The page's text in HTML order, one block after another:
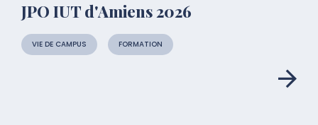
JPO IUT d'Amiens 2026
VIE DE CAMPUS FORMATION